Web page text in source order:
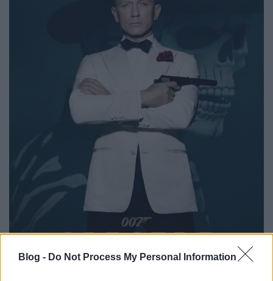
Blog - Do Not Process My Personal Information